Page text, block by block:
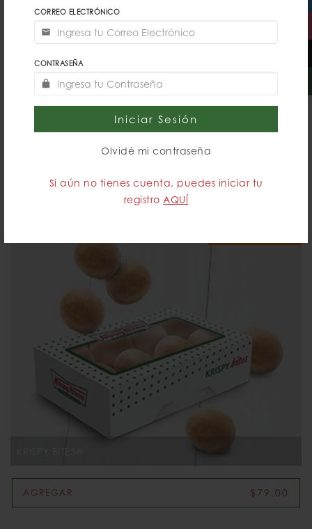
CORREO ELECTRÓNICO
CONTRASEÑA
Iniciar Sesión
Olvidé mi contraseña
Si aún no tienes cuenta, puedes iniciar tu
registro AQUÍ
DETALLES $475.00
AGREGAR $79.00